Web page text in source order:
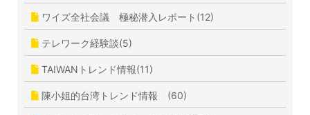
ワイズ全社会議 極秘潜入レポート(12)
テレワーク経験談(5)
TAIWANトレンド情報(11)
陳小姐的台湾トレンド情報 (60)